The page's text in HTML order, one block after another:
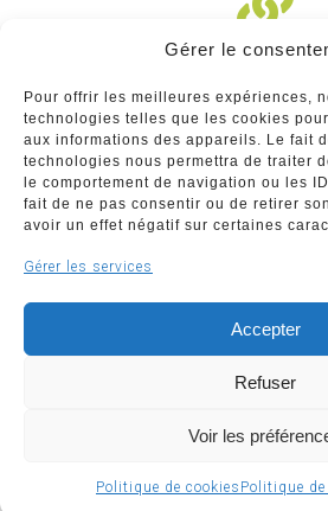
Gérer le
Pour offrir les meilleures expériences,
technologies telles que les cookies
aux informations des appareils. Le fait
technologies nous permettra de traiter
le comportement de navigation ou les
fait de ne pas consentir ou de retirer
avoir un effet négatif sur certaines
Gérer les services
Accepter
Refuser
Voir les
Politique de cookies Politique
Annuaire des commerçants :
votre activité dans notre
dessous
Copyright © 2026 Société Royale